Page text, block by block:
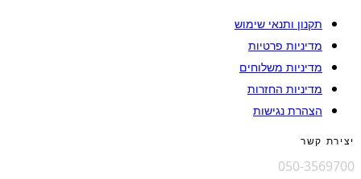
תקנון ותנאי שימוש
מדיניות פרטיות
מדיניות משלוחים
מדיניות החזרות
הצהרת נגישות
יצירת קשר
050-3569700